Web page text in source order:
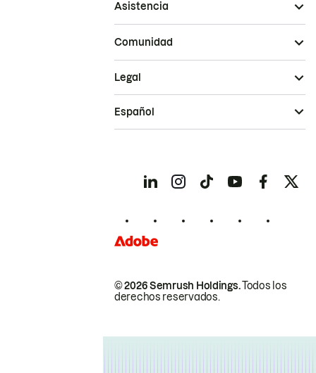
Asistencia
Comunidad
© 2026 Semrush Holdings.Todos los
derechos reservados.
Legal
Español